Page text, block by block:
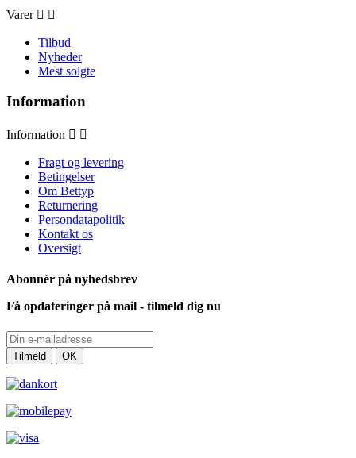
Varer  
Tilbud
Nyheder
Mest solgte
Information
Information  
Fragt og levering
Betingelser
Om Bettyp
Returnering
Persondatapolitik
Kontakt os
Oversigt
Abonnér på nyhedsbrev
Få opdateringer på mail - tilmeld dig nu